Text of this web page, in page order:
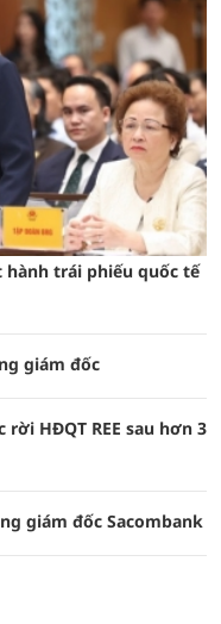
hành trái phiếu quốc tế
giám đốc
HĐQT REE sau hơn 3
giám đốc Sacombank